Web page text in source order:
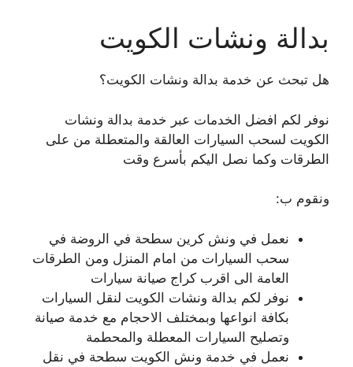
بدالة ونشات الكويت
هل تبحث عن خدمة بدالة ونشات الكويت؟
نوفر لكم افضل الخدمات عبر خدمة بدالة ونشات
الكويت لسحب السيارات العالقة والمتعطلة من على
الطرقات وكما نصل اليكم بأسرع وقت
ونقوم ب:
نعمل في ونش كرين سطحة في الروضة في
سحب السيارات من امام المنزل ومن الطرقات
العامة الى اقرب كراج صيانة سيارات
نوفر لكم بدالة ونشات الكويت لنقل السيارات
بكافة انواعها وبمختلف الاحجام مع خدمة صيانة
وتصليح السيارات المعطلة والمحطمة
نعمل في خدمة ونش الكويت سطحة في نقل